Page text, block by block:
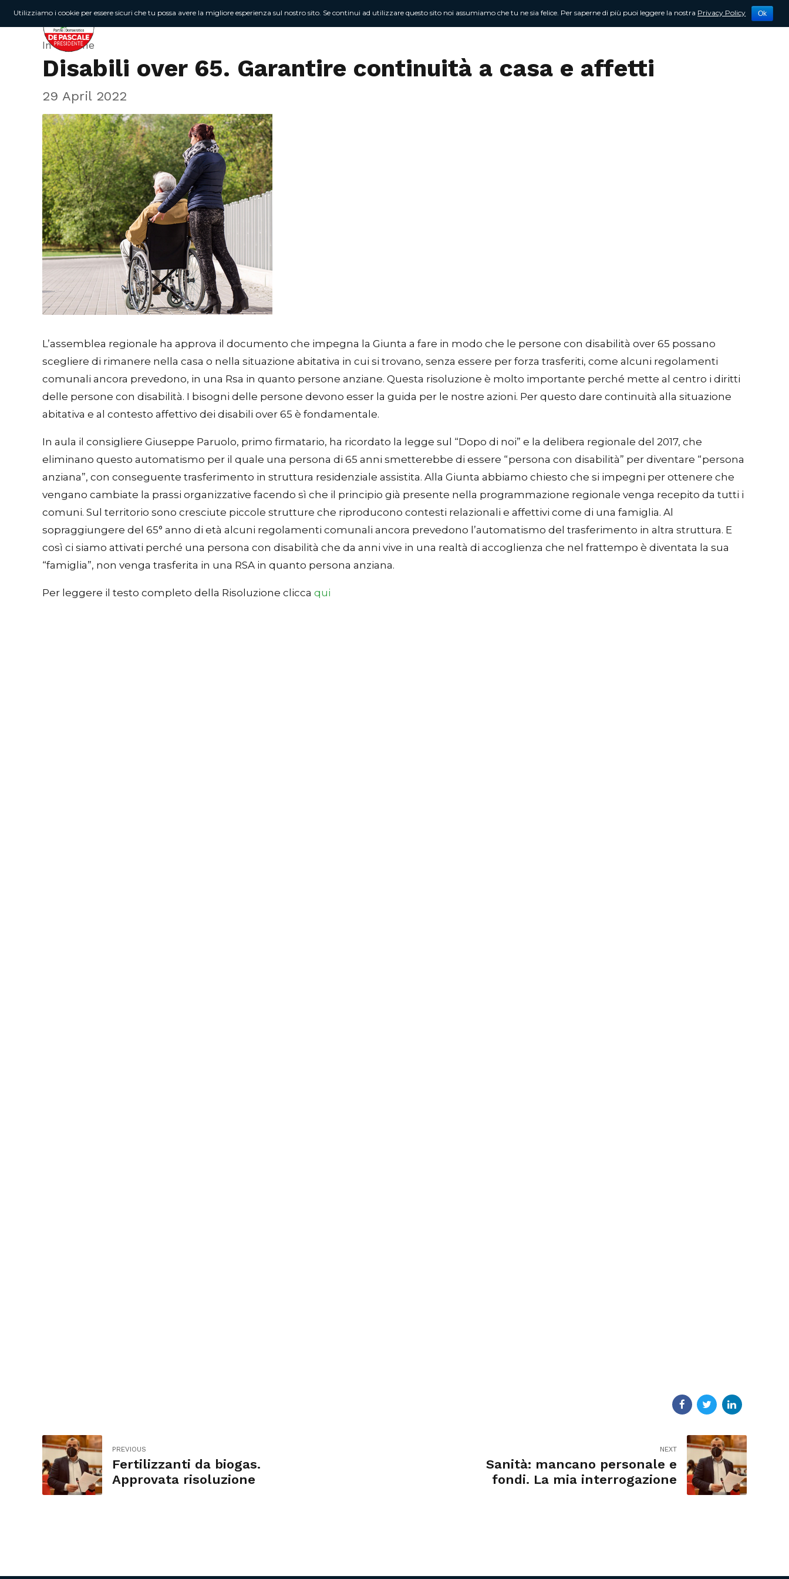
Chi sono Attività Newsletter Contattami
In Regione
Disabili over 65. Garantire continuità a casa e affetti
29 April 2022
L’assemblea regionale ha approva il documento che impegna la Giunta a fare in modo che le persone con disabilità over 65 possano
scegliere di rimanere nella casa o nella situazione abitativa in cui si trovano, senza essere per forza trasferiti, come alcuni regolamenti
comunali ancora prevedono, in una Rsa in quanto persone anziane. Questa risoluzione è molto importante perché mette al centro i diritti
delle persone con disabilità. I bisogni delle persone devono esser la guida per le nostre azioni. Per questo dare continuità alla situazione
abitativa e al contesto affettivo dei disabili over 65 è fondamentale.
In aula il consigliere Giuseppe Paruolo, primo firmatario, ha ricordato la legge sul “Dopo di noi” e la delibera regionale del 2017, che
eliminano questo automatismo per il quale una persona di 65 anni smetterebbe di essere “persona con disabilità” per diventare “persona
anziana”, con conseguente trasferimento in struttura residenziale assistita. Alla Giunta abbiamo chiesto che si impegni per ottenere che
vengano cambiate la prassi organizzative facendo sì che il principio già presente nella programmazione regionale venga recepito da tutti i
comuni. Sul territorio sono cresciute piccole strutture che riproducono contesti relazionali e affettivi come di una famiglia. Al
sopraggiungere del 65° anno di età alcuni regolamenti comunali ancora prevedono l’automatismo del trasferimento in altra struttura. E
così ci siamo attivati perché una persona con disabilità che da anni vive in una realtà di accoglienza che nel frattempo è diventata la sua
“famiglia”, non venga trasferita in una RSA in quanto persona anziana.
Per leggere il testo completo della Risoluzione clicca qui
PREVIOUS
Fertilizzanti da biogas.
Approvata risoluzione
NEXT
Sanità: mancano personale e
fondi. La mia interrogazione
Utilizziamo i cookie per essere sicuri che tu possa avere la migliore esperienza sul nostro sito. Se continui ad utilizzare questo sito noi assumiamo che tu ne sia felice. Per saperne di più puoi leggere la nostra Privacy Policy Ok